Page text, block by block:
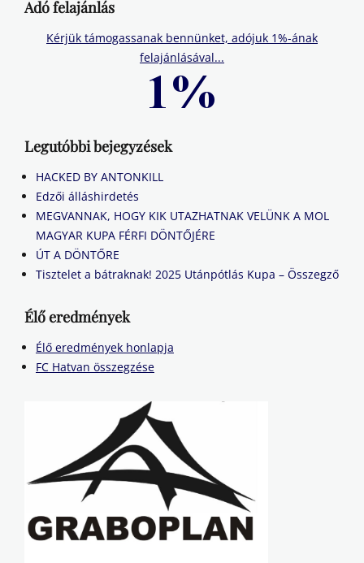
Adó felajánlás
Kérjük támogassanak bennünket, adójuk 1%-ának
felajánlásával...
Legutóbbi bejegyzések
HACKED BY ANTONKILL
Edzői álláshirdetés
MEGVANNAK, HOGY KIK UTAZHATNAK VELÜNK A MOL
MAGYAR KUPA FÉRFI DÖNTŐJÉRE
ÚT A DÖNTŐRE
Tisztelet a bátraknak! 2025 Utánpótlás Kupa – Összegző
Élő eredmények
Élő eredmények honlapja
FC Hatvan összegzése